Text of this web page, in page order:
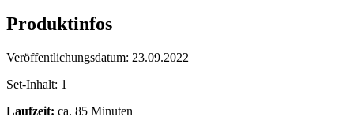
Produktinfos
Veröffentlichungsdatum: 23.09.2022
Set-Inhalt: 1
Laufzeit: ca. 85 Minuten